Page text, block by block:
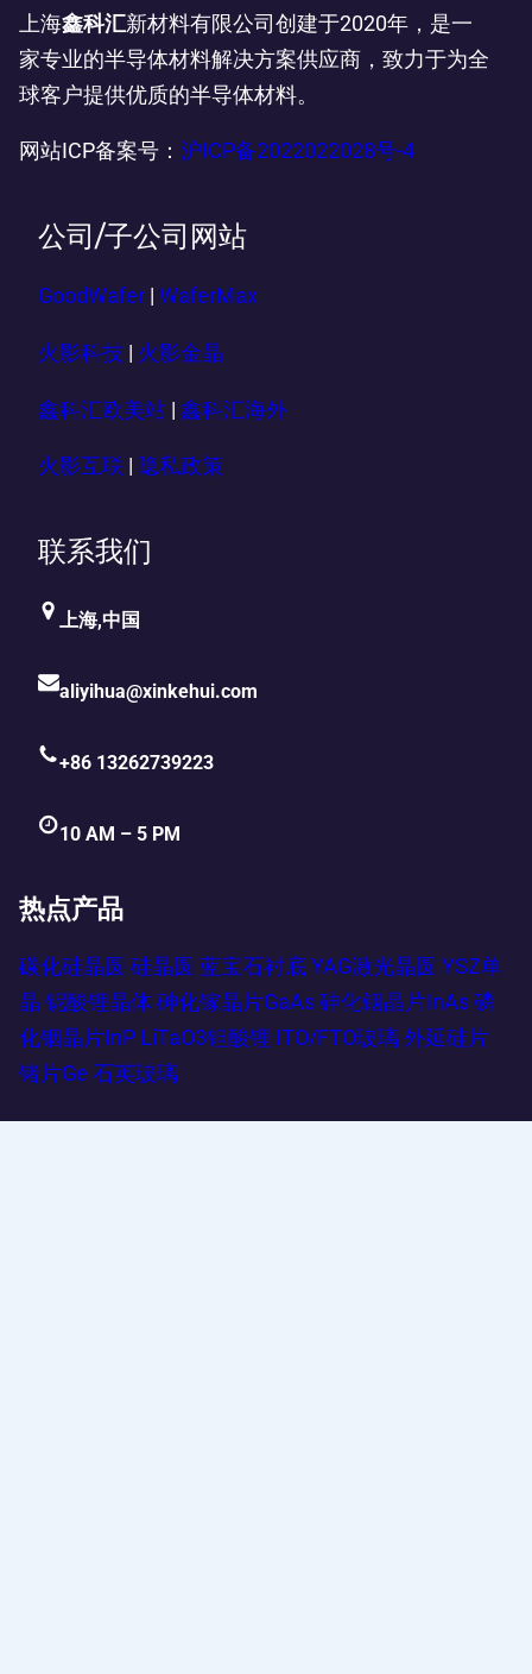
上海鑫科汇新材料有限公司创建于2020年，是一
家专业的半导体材料解决方案供应商，致力于为全
球客户提供优质的半导体材料。
网站ICP备案号： 沪ICP备2022022028号-4
公司/子公司网站
GoodWafer WaferMax
火影科技 火影金晶
鑫科汇欧美站 | 鑫科汇海外
火影互联 隐私政策
联系我们
上海,中国
aliyihua@xinkehui.com
+86 13262739223
10 AM – 5 PM
热点产品
碳化硅晶圆 硅晶圆 蓝宝石衬底 YAG激光晶圆 YSZ单
晶 铌酸锂晶体 砷化镓晶片GaAs 砷化铟晶片InAs 磷
化铟晶片InP LiTaO3钽酸锂 ITO/FTO玻璃 外延硅片
锗片Ge 石英玻璃